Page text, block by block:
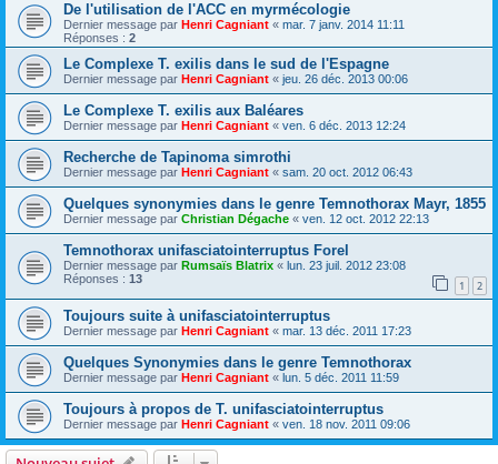
De l'utilisation de l'ACC en myrmécologie
Dernier message par Henri Cagniant « mar. 7 janv. 2014 11:11
Réponses : 2
Le Complexe T. exilis dans le sud de l'Espagne
Dernier message par Henri Cagniant « jeu. 26 déc. 2013 00:06
Le Complexe T. exilis aux Baléares
Dernier message par Henri Cagniant « ven. 6 déc. 2013 12:24
Recherche de Tapinoma simrothi
Dernier message par Henri Cagniant « sam. 20 oct. 2012 06:43
Quelques synonymies dans le genre Temnothorax Mayr, 1855
Dernier message par Christian Dégache « ven. 12 oct. 2012 22:13
Temnothorax unifasciatointerruptus Forel
Dernier message par Rumsaïs Blatrix « lun. 23 juil. 2012 23:08
Réponses : 13 1 2
Toujours suite à unifasciatointerruptus
Dernier message par Henri Cagniant « mar. 13 déc. 2011 17:23
Quelques Synonymies dans le genre Temnothorax
Dernier message par Henri Cagniant « lun. 5 déc. 2011 11:59
Toujours à propos de T. unifasciatointerruptus
Dernier message par Henri Cagniant « ven. 18 nov. 2011 09:06